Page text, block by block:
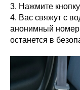
3. Нажмите
4. Вас свяжут с
анонимный
останется в